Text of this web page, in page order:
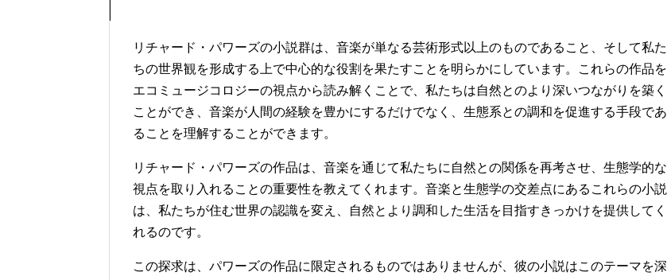
リチャード・パワーズの小説群は、音楽が単なる芸術形式以上のものであること、そして私た
ちの世界観を形成する上で中心的な役割を果たすことを明らかにしています。これらの作品を
エコミュージコロジーの視点から読み解くことで、私たちは自然とのより深いつながりを築く
ことができ、音楽が人間の経験を豊かにするだけでなく、生態系との調和を促進する手段であ
ることを理解することができます。
リチャード・パワーズの作品は、音楽を通じて私たちに自然との関係を再考させ、生態学的な
視点を取り入れることの重要性を教えてくれます。音楽と生態学の交差点にあるこれらの小説
は、私たちが住む世界の認識を変え、自然とより調和した生活を目指すきっかけを提供してく
れるのです。
この探求は、パワーズの作品に限定されるものではありませんが、彼の小説はこのテーマを深